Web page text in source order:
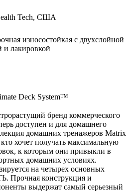
Tech, США
износостойкая с двухслойной
и лакировкой
Deck System™
бренд коммерческого
доступен и для домашнего
домашних тренажеров Matrix
хочет получать максимальную
к которым они привыкли в
домашних условиях.
на четырех основных
конструкция и
выдержат самый серьезный